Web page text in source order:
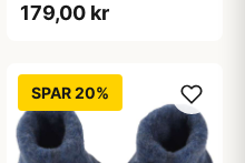
179,00 kr
SPAR 20%